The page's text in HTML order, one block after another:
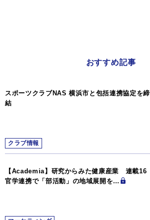
おすすめ記事
スポーツクラブNAS 横浜市と包括連携協定を締
結
クラブ情報
【Academia】研究からみた健康産業 連載16
官学連携で「部活動」の地域展開を…